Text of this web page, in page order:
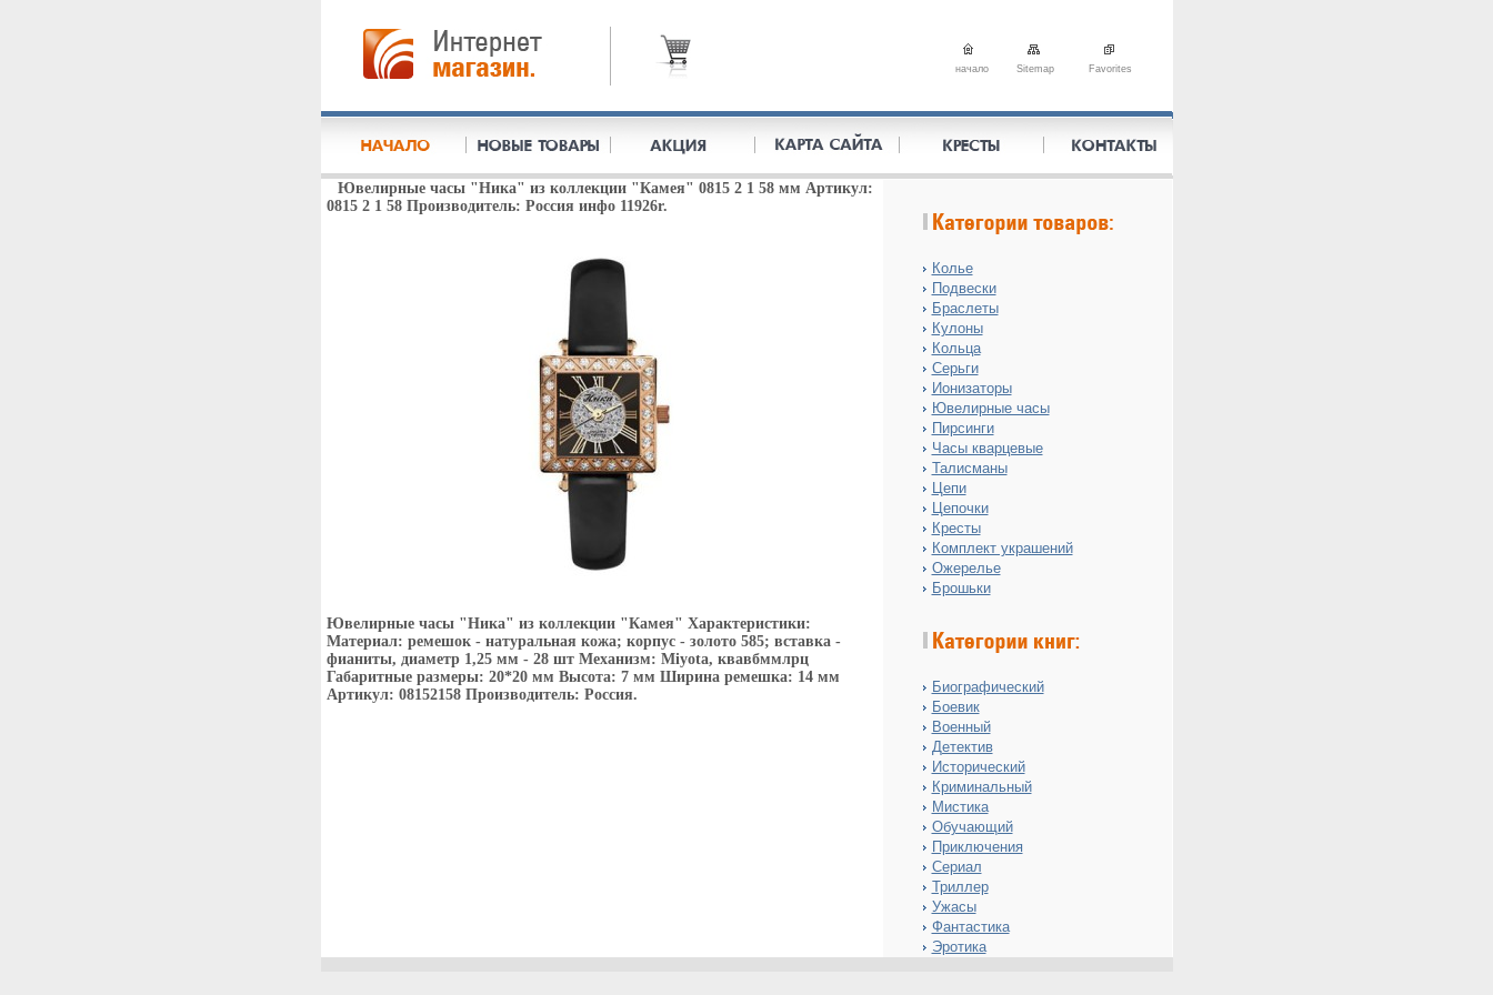
начало Sitemap Favorites
Ювелирные часы "Ника" из коллекции "Камея" 0815 2 1 58 мм Артикул:
0815 2 1 58 Производитель: Россия инфо 11926r.
Ювелирные часы "Ника" из коллекции "Камея" Характеристики:
Материал: ремешок - натуральная кожа; корпус - золото 585; вставка -
фианиты, диаметр 1,25 мм - 28 шт Механизм: Miyota, квавбммлрц
Габаритные размеры: 20*20 мм Высота: 7 мм Ширина ремешка: 14 мм
Артикул: 08152158 Производитель: Россия.
Колье
Подвески
Браслеты
Кулоны
Кольца
Серьги
Ионизаторы
Ювелирные часы
Пирсинги
Часы кварцевые
Талисманы
Цепи
Цепочки
Кресты
Комплект украшений
Ожерелье
Брошьки
Биографический
Боевик
Военный
Детектив
Исторический
Криминальный
Мистика
Обучающий
Приключения
Сериал
Триллер
Ужасы
Фантастика
Эротика